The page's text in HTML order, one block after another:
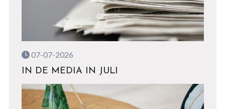
07-07-2026
IN DE MEDIA IN JULI